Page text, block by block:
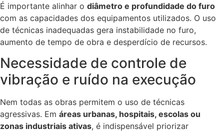
É importante alinhar o diâmetro e profundidade do furo
com as capacidades dos equipamentos utilizados. O uso
de técnicas inadequadas gera instabilidade no furo,
aumento de tempo de obra e desperdício de recursos.
Necessidade de controle de
vibração e ruído na execução
Nem todas as obras permitem o uso de técnicas
agressivas. Em áreas urbanas, hospitais, escolas ou
zonas industriais ativas, é indispensável priorizar